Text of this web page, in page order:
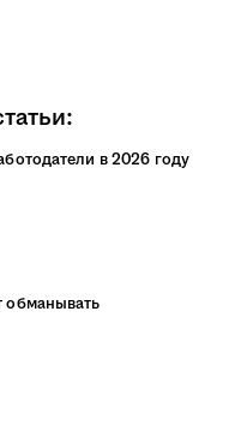
в 2026 году
обманывать